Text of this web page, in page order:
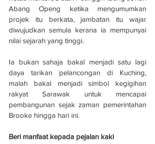
Abang Openg ketika mengumumkan
projek itu berkata, jambatan itu wajar
diwujudkan semula kerana ia mempunyai
nilai sejarah yang tinggi.
Ia bukan sahaja bakal menjadi satu lagi
daya tarikan pelancongan di Kuching,
malah bakal menjadi simbol kegigihan
rakyat Sarawak untuk mencapai
pembangunan sejak zaman pemerintahan
Brooke hingga hari ini.
Beri manfaat kepada pejalan kaki